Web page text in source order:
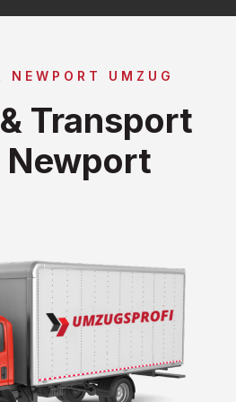
NEWPORT UMZUG
Transport
Newport